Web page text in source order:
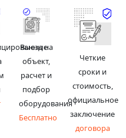
Выезд на
объект,
расчет и
подбор
оборудования
Бесплатно
Четкие
сроки и
стоимость,
официальное
заключение
договора